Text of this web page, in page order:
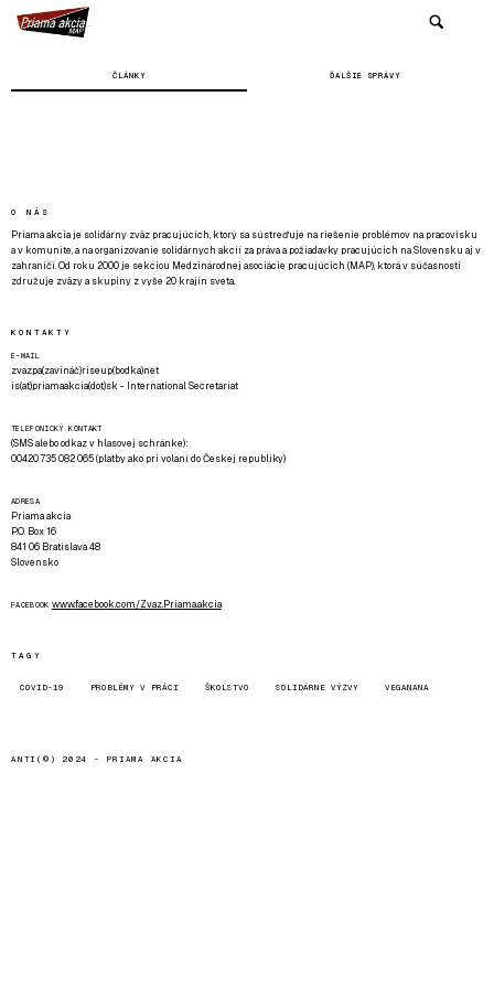
ČLÁNKY ĎALŠIE SPRÁVY
O NÁS
Priama akcia je solidárny zväz pracujúcich, ktorý sa sústreďuje na riešenie problémov na pracovisku
a v komunite, a na organizovanie solidárnych akcií za práva a požiadavky pracujúcich na Slovensku aj v
zahraničí. Od roku 2000 je sekciou Medzinárodnej asociácie pracujúcich (MAP), ktorá v súčasnosti
združuje zväzy a skupiny z vyše 20 krajín sveta.
KONTAKTY
E-MAIL
zvazpa(zavináč)riseup(bodka)net
is(at)priamaakcia(dot)sk - International Secretariat
TELEFONICKÝ KONTAKT
(SMS alebo odkaz v hlasovej schránke):
00420 735 082 065 (platby ako pri volaní do Českej republiky)
ADRESA
Priama akcia
P.O. Box 16
841 06 Bratislava 48
Slovensko
FACEBOOK www.facebook.com/Zvaz.Priama.akcia
TAGY
COVID-19 PROBLÉMY V PRÁCI ŠKOLSTVO SOLIDÁRNE VÝZVY VEGANANA
ANTI(©) 2024 - PRIAMA AKCIA